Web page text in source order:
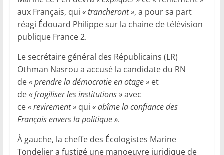
aux Français, qui « trancheront », a pour sa part
réagi Édouard Philippe sur la chaine de télévision
publique France 2.
Le secrétaire général des Républicains (LR)
Othman Nasrou a accusé la candidate du RN
de« prendre la démocratie en otage »et
de« fragiliser les institutions »avec
ce« revirement »qui « abîme la confiance des
Français envers la politique ».
À gauche, la cheffe des Écologistes Marine
Tondelier a fustigé une manoeuvre juridique de